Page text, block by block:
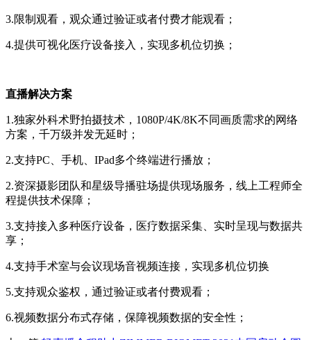
3.限制观看，观众通过验证或者付费才能观看；
4.提供可视化医疗设备接入，实现多机位切换；
直播解决方案
1.独家外科术野拍摄技术， 1080P/4K/8K不同画质需求的网络
方案， 千万级并发无延时；
2.支持PC、手机、IPad多个终端进行播放；
2.资深摄影团队和星级导播驻场提供现场服务，线上工程师全
程提供技术保障；
3.支持接入多种医疗设备，医疗数据采集、实时呈现与数据共
享；
4.支持手术室与会议现场音视频连接，实现多机位切换
5.支持观众鉴权，通过验证或者付费观看；
6.视频数据分布式存储，保障视频数据的安全性；